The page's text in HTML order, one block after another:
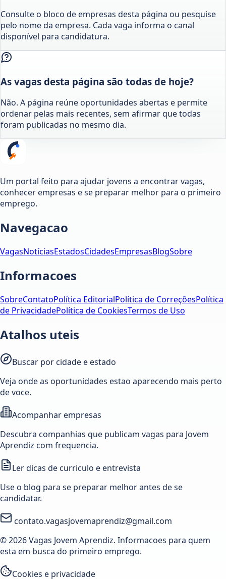
Consulte o bloco de empresas desta página ou pesquise
pelo nome da empresa. Cada vaga informa o canal
disponível para candidatura.
As vagas desta página são todas de hoje?
Não. A página reúne oportunidades abertas e permite
ordenar pelas mais recentes, sem afirmar que todas
foram publicadas no mesmo dia.
Um portal feito para ajudar jovens a encontrar vagas,
conhecer empresas e se preparar melhor para o primeiro
emprego.
Navegacao
VagasNotíciasEstadosCidadesEmpresasBlogSobre
Informacoes
SobreContatoPolítica EditorialPolítica de CorreçõesPolítica
de PrivacidadePolítica de CookiesTermos de Uso
Atalhos uteis
Buscar por cidade e estado
Veja onde as oportunidades estao aparecendo mais perto
de voce.
Acompanhar empresas
Descubra companhias que publicam vagas para Jovem
Aprendiz com frequencia.
Ler dicas de curriculo e entrevista
Use o blog para se preparar melhor antes de se
candidatar.
contato.vagasjovemaprendiz@gmail.com
© 2026 Vagas Jovem Aprendiz. Informacoes para quem
esta em busca do primeiro emprego.
Cookies e privacidade